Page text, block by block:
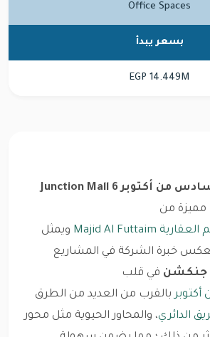
Office Spaces
بسعر يبدأ
EGP 14.449M
مول جنكشن السادس من أكتوبر Junction Mall 6
مميزة من
العقارية Majid Al Futtaim ويمثل
خبرة الشركة في المشاريع
جنكشن في قلب
بالقرب من العديد من الطرق
الدائري، والمحاور الحيوية مثل محور